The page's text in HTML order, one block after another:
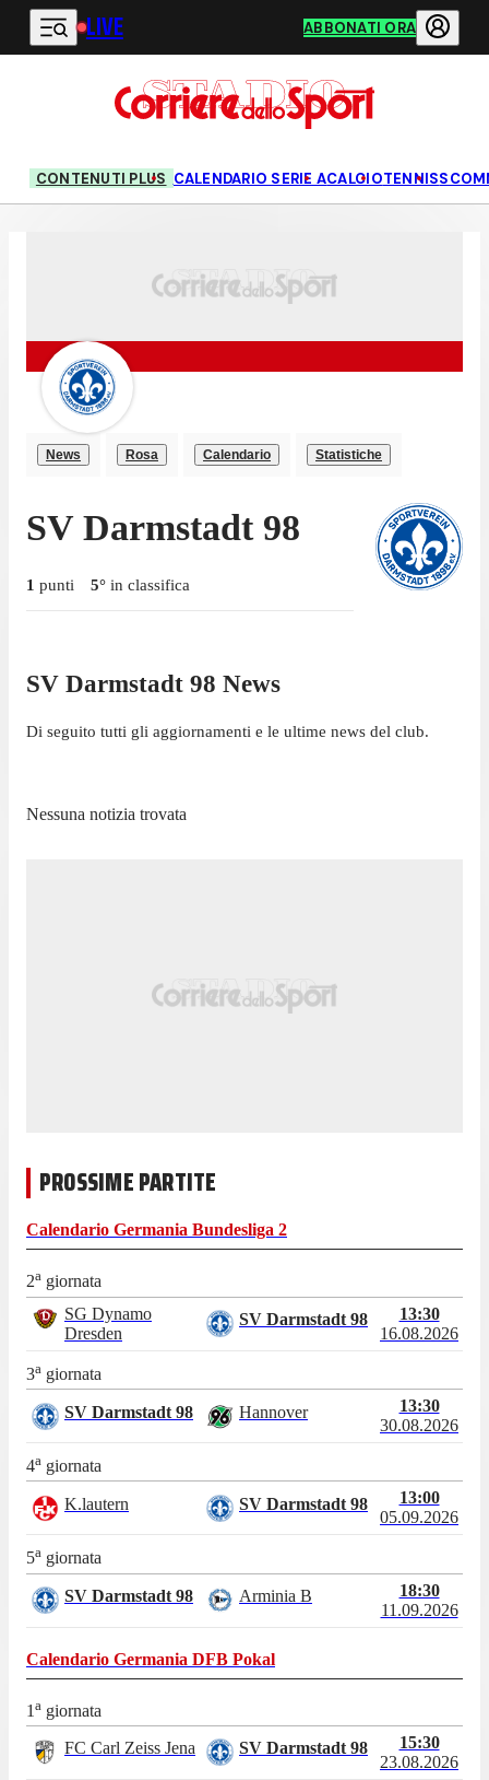
Vai al contenuto principale
LIVE ABBONATI ORA
CONTENUTI PLUS CALENDARIO SERIE ACALCIOTENNIS
News Rosa Calendario Statistiche
SV Darmstadt 98
1 punti 5° in classifica
SV Darmstadt 98 News
Di seguito tutti gli aggiornamenti e le ultime news del club.
Nessuna notizia trovata
PROSSIME PARTITE
Calendario Germania Bundesliga 2
2a giornata
SG Dynamo
Dresden
SV Darmstadt 98
13:30
16.08.2026
3a giornata
SV Darmstadt 98 Hannover
13:30
30.08.2026
4a giornata
K.lautern SV Darmstadt 98
13:00
05.09.2026
5a giornata
SV Darmstadt 98 Arminia B
18:30
11.09.2026
Calendario Germania DFB Pokal
1 a giornata
FC Carl Zeiss Jena SV Darmstadt 98
15:30
23.08.2026